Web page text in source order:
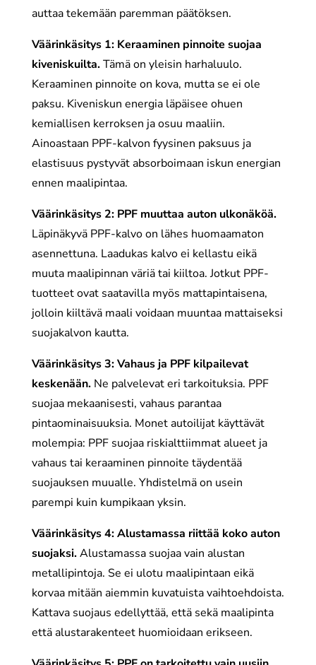
auttaa tekemään paremman päätöksen.
Väärinkäsitys 1: Keraaminen pinnoite suojaa
kiveniskuilta.Tämä on yleisin harhaluulo.
Keraaminen pinnoite on kova, mutta se ei ole
paksu. Kiveniskun energia läpäisee ohuen
kemiallisen kerroksen ja osuu maaliin.
Ainoastaan PPF-kalvon fyysinen paksuus ja
elastisuus pystyvät absorboimaan iskun energian
ennen maalipintaa.
Väärinkäsitys 2: PPF muuttaa auton ulkonäköä.
Läpinäkyvä PPF-kalvo on lähes huomaamaton
asennettuna. Laadukas kalvo ei kellastu eikä
muuta maalipinnan väriä tai kiiltoa. Jotkut PPF-
tuotteet ovat saatavilla myös mattapintaisena,
jolloin kiiltävä maali voidaan muuntaa mattaiseksi
suojakalvon kautta.
Väärinkäsitys 3: Vahaus ja PPF kilpailevat
keskenään.Ne palvelevat eri tarkoituksia. PPF
suojaa mekaanisesti, vahaus parantaa
pintaominaisuuksia. Monet autoilijat käyttävät
molempia: PPF suojaa riskialttiimmat alueet ja
vahaus tai keraaminen pinnoite täydentää
suojauksen muualle. Yhdistelmä on usein
parempi kuin kumpikaan yksin.
Väärinkäsitys 4: Alustamassa riittää koko auton
suojaksi.Alustamassa suojaa vain alustan
metallipintoja. Se ei ulotu maalipintaan eikä
korvaa mitään aiemmin kuvatuista vaihtoehdoista.
Kattava suojaus edellyttää, että sekä maalipinta
että alustarakenteet huomioidaan erikseen.